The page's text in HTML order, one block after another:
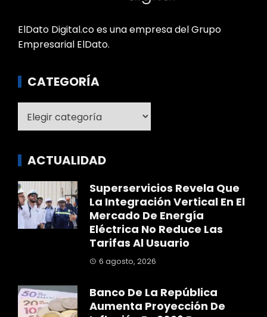
ElDato Digital.co es una empresa del Grupo
Empresarial ElDato.
CATEGORÍA
ACTUALIDAD
Superservicios Revela Que
La Integración Vertical En El
Mercado De Energía
Eléctrica No Reduce Las
Tarifas Al Usuario
6 agosto, 2026
Banco De La República
Aumenta Proyección De